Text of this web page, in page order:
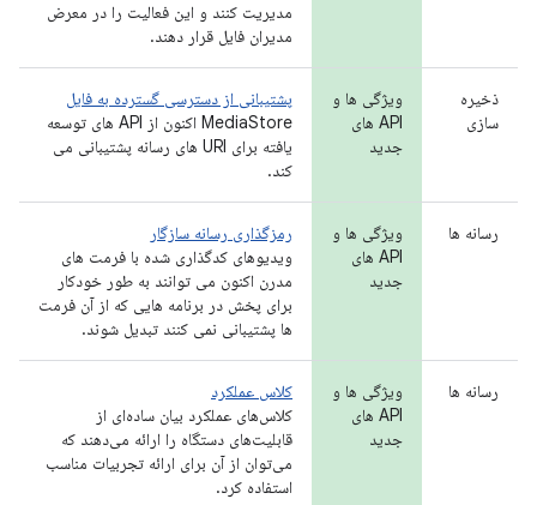
مدیریت کنند و این فعالیت را در معرض
مدیران فایل قرار دهند.
ذخیره
سازی
ویژگی ها و
API های
جدید
پشتیبانی از دسترسی گسترده به فایل
MediaStore اکنون از API های توسعه
یافته برای URI های رسانه پشتیبانی می
کند.
رسانه ها
ویژگی ها و
API های
جدید
رمزگذاری رسانه سازگار
ویدیوهای کدگذاری شده با فرمت های
مدرن اکنون می توانند به طور خودکار
برای پخش در برنامه هایی که از آن فرمت
ها پشتیبانی نمی کنند تبدیل شوند.
رسانه ها
ویژگی ها و
API های
جدید
کلاس عملکرد
کلاس‌های عملکرد بیان ساده‌ای از
قابلیت‌های دستگاه را ارائه می‌دهند که
می‌توان از آن برای ارائه تجربیات مناسب
استفاده کرد.